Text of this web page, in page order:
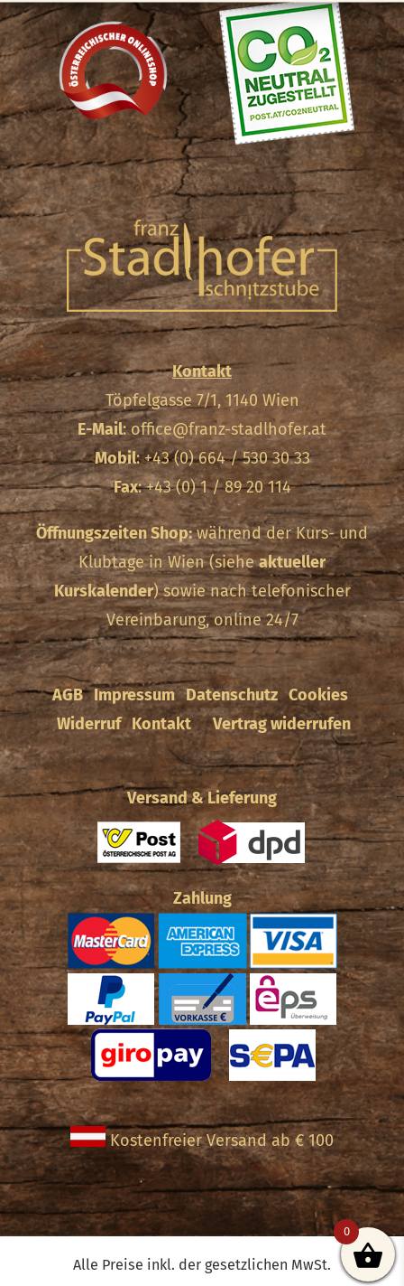
Kontakt
Töpfelgasse 7/1, 1140 Wien
E-Mail:office@franz-stadlhofer.at
Mobil: +43 (0) 664 / 530 30 33
Fax: +43 (0) 1 / 89 20 114
Öffnungszeiten Shop:während der Kurs- und
Klubtage in Wien (sieheaktueller
Kurskalender) sowie nach telefonischer
Vereinbarung, online 24/7
AGB Impressum Datenschutz Cookies
Widerruf Kontakt Vertrag widerrufen
Versand & Lieferung
Zahlung
Kostenfreier Versand ab € 100
Alle Preise inkl. der gesetzlichen MwSt.
0